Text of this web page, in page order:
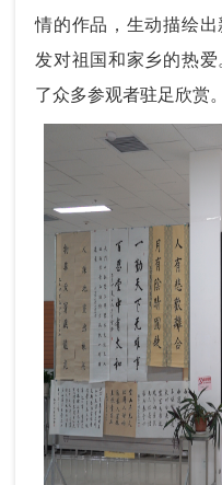
情的作品，生动描绘
发对祖国和家乡的热爱
了众多参观者驻足欣赏。